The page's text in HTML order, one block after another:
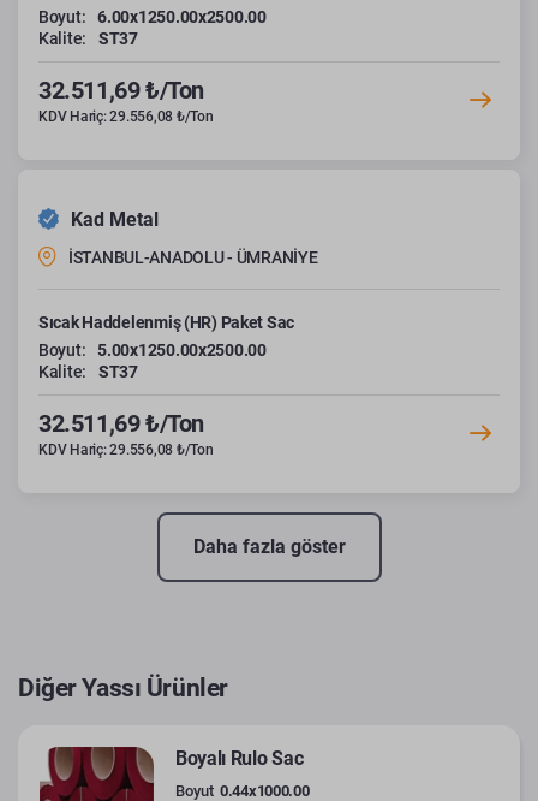
Boyut:
6.00x1250.00x2500.00
Kalite:
ST37
32.511,69 ₺/Ton
KDV Hariç: 29.556,08 ₺/Ton
Kad Metal
İSTANBUL-ANADOLU - ÜMRANİYE
Sıcak Haddelenmiş (HR) Paket Sac
Boyut:
5.00x1250.00x2500.00
Kalite:
ST37
32.511,69 ₺/Ton
KDV Hariç: 29.556,08 ₺/Ton
Daha fazla göster
Diğer Yassı Ürünler
Boyalı Rulo Sac
Boyut 0.44x1000.00